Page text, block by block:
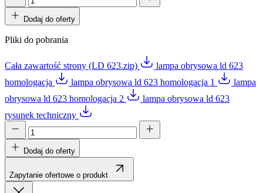
Dodaj do oferty
Pliki do pobrania
Cała zawartość strony (LD 623.zip)
lampa obrysowa ld 623
homologacja
lampa obrysowa ld 623 homologacja 1
lampa
obrysowa ld 623 homologacja 2
lampa obrysowa ld 623
rysunek techniczny
Dodaj do oferty
Zapytanie ofertowe o produkt